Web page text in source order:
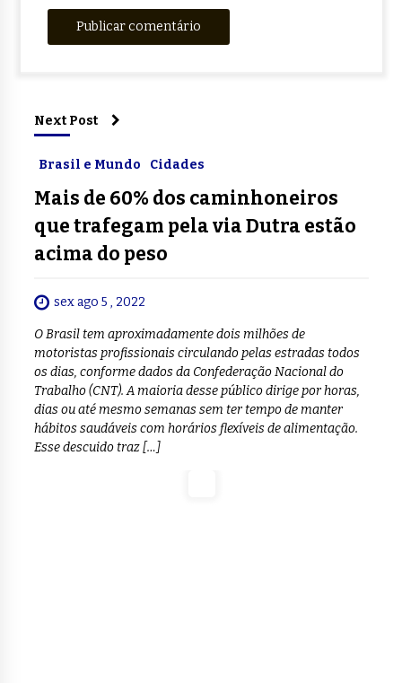
Next Post
Brasil e Mundo Cidades
Mais de 60% dos caminhoneiros
que trafegam pela via Dutra estão
acima do peso
sex ago 5 , 2022
O Brasil tem aproximadamente dois milhões de
motoristas profissionais circulando pelas estradas todos
os dias, conforme dados da Confederação Nacional do
Trabalho (CNT). A maioria desse público dirige por horas,
dias ou até mesmo semanas sem ter tempo de manter
hábitos saudáveis com horários flexíveis de alimentação.
Esse descuido traz […]